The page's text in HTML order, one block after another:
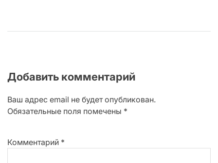
Добавить комментарий
Ваш адрес email не будет опубликован.
Обязательные поля помечены *
Комментарий *